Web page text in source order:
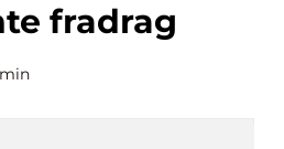
fradrag